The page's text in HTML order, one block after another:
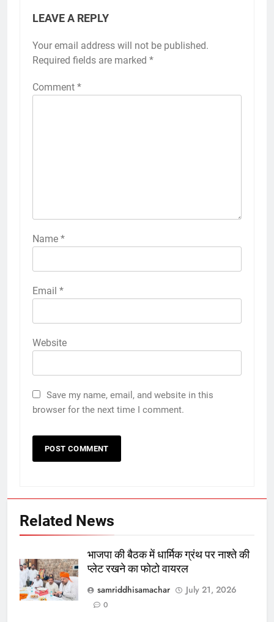
LEAVE A REPLY
Your email address will not be published.
Required fields are marked *
Comment *
Name *
Email *
Website
Save my name, email, and website in this
browser for the next time I comment.
Related News
भाजपा की बैठक में धार्मिक ग्रंथ पर नाश्ते की
प्लेट रखने का फोटो वायरल
samriddhisamachar
July 21, 2026
0